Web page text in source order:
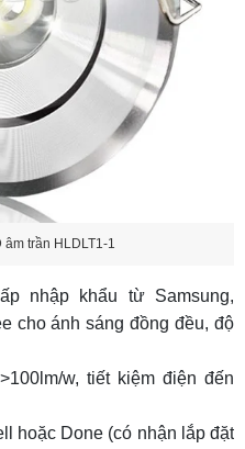
trần HLDLT1-1
nhập khẩu từ Samsung,
cho ánh sáng đồng đều, độ
w, tiết kiệm điện đến
hoặc Done (có nhận lắp đặt